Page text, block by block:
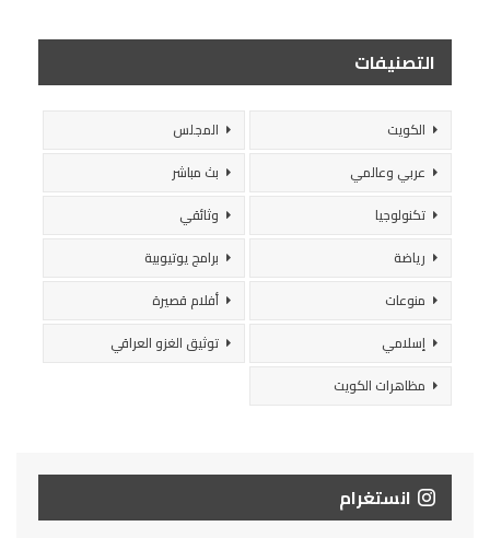
التصنيفات
الكويت
المجلس
عربي وعالمي
بث مباشر
تكنولوجيا
وثائقي
رياضة
برامج يوتيوبية
منوعات
أفلام قصيرة
إسلامي
توثيق الغزو العراقي
مظاهرات الكويت
انستغرام